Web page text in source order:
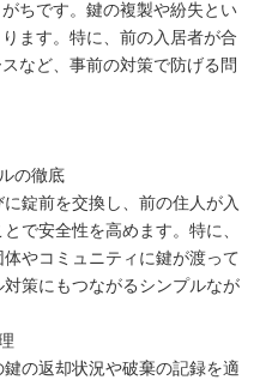
ちです。鍵の複製や紛失とい
ます。特に、前の入居者が合
など、事前の対策で防げる問
の徹底
錠前を交換し、前の住人が入
で安全性を高めます。特に、
やコミュニティに鍵が渡って
策にもつながるシンプルなが
の返却状況や破棄の記録を適